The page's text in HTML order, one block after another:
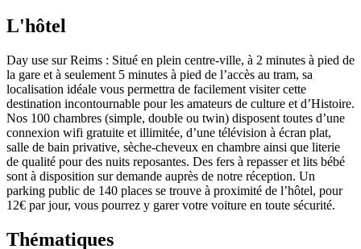
L'hôtel
Day use sur Reims : Situé en plein centre-ville, à 2 minutes à pied de
la gare et à seulement 5 minutes à pied de l’accès au tram, sa
localisation idéale vous permettra de facilement visiter cette
destination incontournable pour les amateurs de culture et d’Histoire.
Nos 100 chambres (simple, double ou twin) disposent toutes d’une
connexion wifi gratuite et illimitée, d’une télévision à écran plat,
salle de bain privative, sèche-cheveux en chambre ainsi que literie
de qualité pour des nuits reposantes. Des fers à repasser et lits bébé
sont à disposition sur demande auprès de notre réception. Un
parking public de 140 places se trouve à proximité de l’hôtel, pour
12€ par jour, vous pourrez y garer votre voiture en toute sécurité.
Thématiques